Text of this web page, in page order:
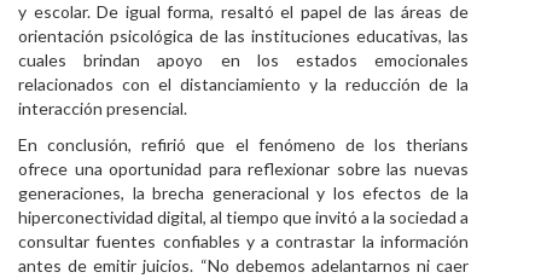
y escolar. De igual forma, resaltó el papel de las áreas de
orientación psicológica de las instituciones educativas, las
cuales brindan apoyo en los estados emocionales
relacionados con el distanciamiento y la reducción de la
interacción presencial.
En conclusión, refirió que el fenómeno de los therians
ofrece una oportunidad para reflexionar sobre las nuevas
generaciones, la brecha generacional y los efectos de la
hiperconectividad digital, al tiempo que invitó a la sociedad a
consultar fuentes confiables y a contrastar la información
antes de emitir juicios. “No debemos adelantarnos ni caer